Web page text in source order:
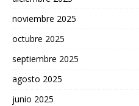
noviembre 2025
octubre 2025
septiembre 2025
agosto 2025
junio 2025